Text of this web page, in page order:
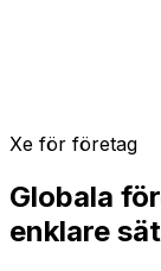
Xe för företag
Globala
enklare